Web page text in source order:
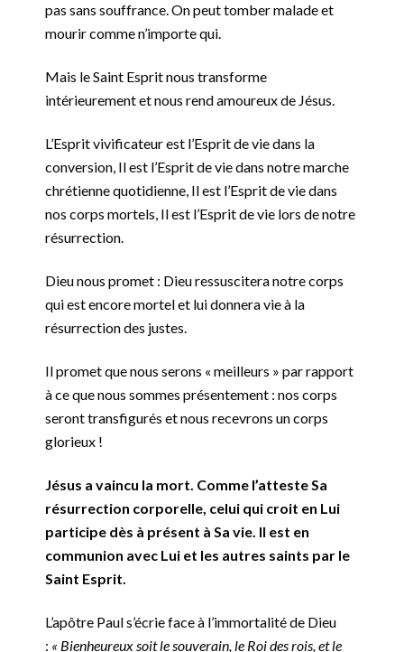
pas sans souffrance. On peut tomber malade et
mourir comme n’importe qui.
Mais le Saint Esprit nous transforme
intérieurement et nous rend amoureux de Jésus.
L’Esprit vivificateur est l’Esprit de vie dans la
conversion, Il est l’Esprit de vie dans notre marche
chrétienne quotidienne, Il est l’Esprit de vie dans
nos corps mortels, Il est l’Esprit de vie lors de notre
résurrection.
Dieu nous promet : Dieu ressuscitera notre corps
qui est encore mortel et lui donnera vie à la
résurrection des justes.
Il promet que nous serons « meilleurs » par rapport
à ce que nous sommes présentement : nos corps
seront transfigurés et nous recevrons un corps
glorieux !
Jésus a vaincu la mort. Comme l’atteste Sa
résurrection corporelle, celui qui croit en Lui
participe dès à présent à Sa vie. Il est en
communion avec Lui et les autres saints par le
Saint Esprit.
L’apôtre Paul s’écrie face à l’immortalité de Dieu
: « Bienheureux soit le souverain, le Roi des rois, et le